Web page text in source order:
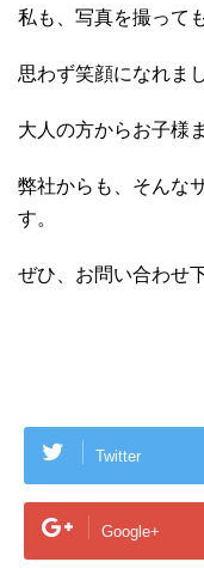
私も、写真を撮って
思わず笑顔になれま
大人の方からお子様
弊社からも、そんな
す。
ぜひ、お問い合わせ
Twitter
Google+